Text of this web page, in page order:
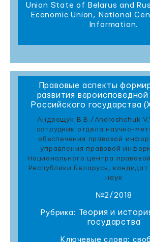
Union State of Belarus and
Economic Union, National
Information.
Правовые аспекты
развития
Российского государства
Андрощук В.В./Androshchuk
сотрудник отдела научно-
обеспечения правовой
управления правовой
Национального центра
Республики Беларусь,
наук
№2/2018
Рубрика: Теория и
государства
Ключевые слова: